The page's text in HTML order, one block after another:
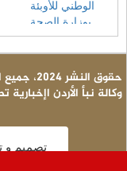
© حقوق النشر 2024، جميع الحقوق محفوظة | نبأ الأردن
وكالة نبأ الأردن
تصميم و